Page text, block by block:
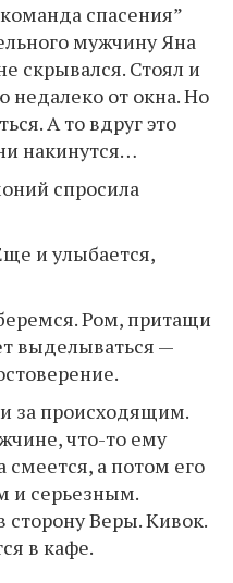
спасения”
мужчину Яна
скрывался. Стоял и
недалеко от окна. Но
А то вдруг это
накинутся…
спросила
и улыбается,
Ром, притащи
выделываться —
за происходящим.
что-то ему
смеется, а потом его
и серьезным.
Веры. Кивок.
в кафе.